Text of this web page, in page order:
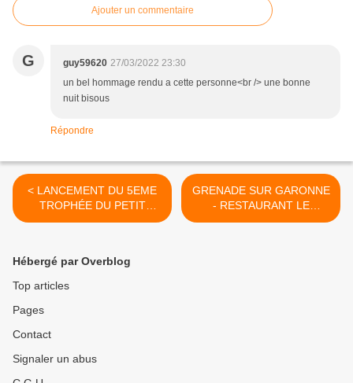
Ajouter un commentaire
G guy59620 27/03/2022 23:30
un bel hommage rendu a cette personne<br /> une bonne
nuit bisous
Répondre
< LANCEMENT DU 5EME
TROPHÉE DU PETIT
DÉJEUNER ET BRUNCH
AUBERGES DE FRANCE
AU SMAHRT LE 21 MARS
GRENADE SUR GARONNE
- RESTAURANT LE
MANHATTAN >
Hébergé par Overblog
Top articles
Pages
Contact
Signaler un abus